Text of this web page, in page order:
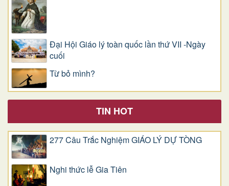
Đại Hội Giáo lý toàn quốc lần thứ VII -Ngày
cuối
Từ bỏ mình?
TIN HOT
277 Câu Trắc Nghiệm GIÁO LÝ DỰ TÒNG
Nghi thức lễ Gia Tiên